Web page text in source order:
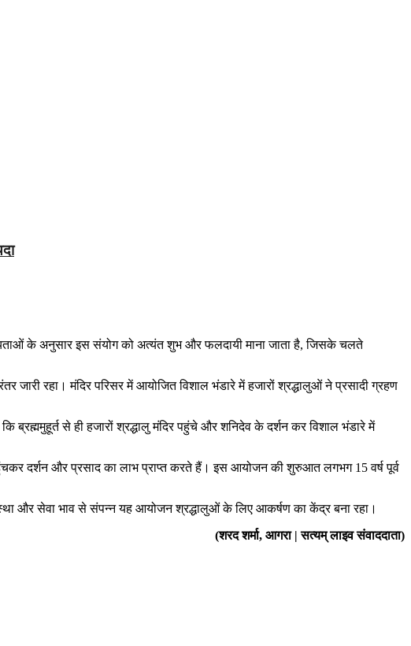
के अनुसार इस संयोग को अत्यंत शुभ और फलदायी माना जाता है, जिसके चलते
जारी रहा। मंदिर परिसर में आयोजित विशाल भंडारे में हजारों श्रद्धालुओं ने प्रसादी ग्रहण
ब्रह्ममुहूर्त से ही हजारों श्रद्धालु मंदिर पहुंचे और शनिदेव के दर्शन कर विशाल भंडारे में
दर्शन और प्रसाद का लाभ प्राप्त करते हैं। इस आयोजन की शुरुआत लगभग 15 वर्ष पूर्व
आस्था और सेवा भाव से संपन्न यह आयोजन श्रद्धालुओं के लिए आकर्षण का केंद्र बना रहा।
(शरद शर्मा, आगरा | सत्यम् लाइव संवाददाता)